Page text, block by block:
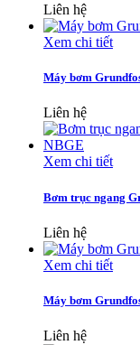
Liên hệ
Xem chi tiết
Máy bơm
Liên hệ
Xem chi tiết
Bơm trục ngang
Liên hệ
Xem chi tiết
Máy bơm
Liên hệ